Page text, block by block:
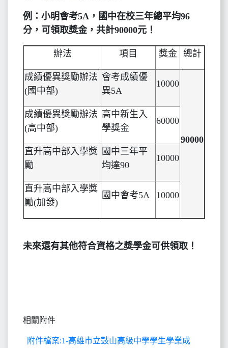
例：小明會考5A，國中在校三年總平均96
分，可領取獎金，共計90000元！
辦法 項目 獎金 總計
成績優異獎勵辦法
(國中部)
會考成績優
異5A
10000
90000
成績優異獎勵辦法
(高中部)
高中新生入
學獎金
60000
直升高中部入學獎
勵
國中三年平
均達90
10000
直升高中部入學獎
勵(加發)
國中會考5A 10000
未來還有其他符合資格之獎學金可供領取！
相關附件
附件檔案:1-高雄市立鼓山高級中學學生學業成